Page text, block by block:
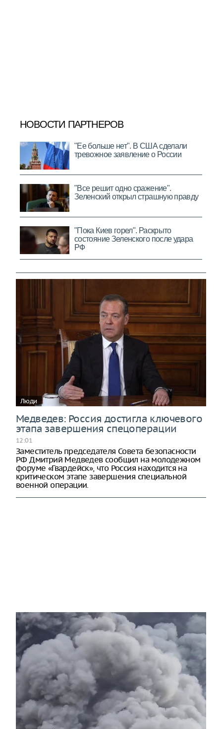
Люди
Медведев: Россия достигла ключевого
этапа завершения спецоперации
12:01
Заместитель председателя Совета безопасности
РФ Дмитрий Медведев сообщил на молодежном
форуме «Гвардейск», что Россия находится на
критическом этапе завершения специальной
военной операции.